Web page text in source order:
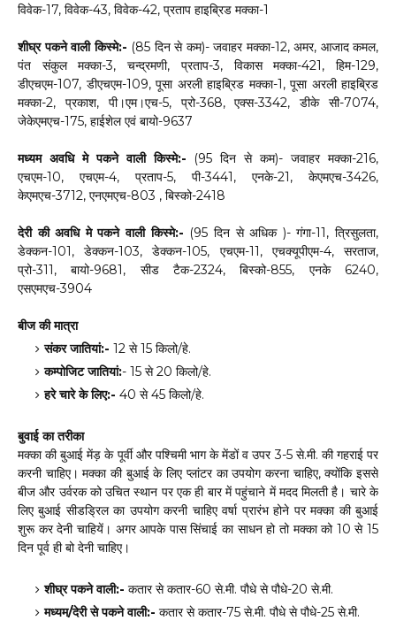
विवेक-17, विवेक-43, विवेक-42, प्रताप हाइब्रिड मक्का-1
शीघ्र पकने वाली किस्मे:- (85 दिन से कम)- जवाहर मक्का-12, अमर, आजाद कमल,
पंत संकुल मक्का-3, चन्द्रमणी, प्रताप-3, विकास मक्का-421, हिम-129,
डीएचएम-107, डीएचएम-109, पूसा अरली हाइब्रिड मक्का-1, पूसा अरली हाइब्रिड
मक्का-2, प्रकाश, पी।एम।एच-5, प्रो-368, एक्स-3342, डीके सी-7074,
जेकेएमएच-175, हाईशेल एवं बायो-9637
मध्यम अवधि मे पकने वाली किस्मे:- (95 दिन से कम)- जवाहर मक्का-216,
एचएम-10, एचएम-4, प्रताप-5, पी-3441, एनके-21, केएमएच-3426,
केएमएच-3712, एनएमएच-803 , बिस्को-2418
देरी की अवधि मे पकने वाली किस्मे:- (95 दिन से अधिक )- गंगा-11, त्रिसुलता,
डेक्कन-101, डेक्कन-103, डेक्कन-105, एचएम-11, एचक्यूपीएम-4, सरताज,
प्रो-311, बायो-9681, सीड टैक-2324, बिस्को-855, एनके 6240,
एसएमएच-3904
बीज की मात्रा
संकर जातियां:- 12 से 15 किलो/हे.
कम्पोजिट जातियां:- 15 से 20 किलो/हे.
हरे चारे के लिए:- 40 से 45 किलो/हे.
बुवाई का तरीका
मक्का की बुआई मेंड़ के पूर्वी और पश्चिमी भाग के मेंडों व उपर 3-5 से.मी. की गहराई पर
करनी चाहिए। मक्का की बुआई के लिए प्लांटर का उपयोग करना चाहिए, क्योंकि इससे
बीज और उर्वरक को उचित स्थान पर एक ही बार में पहुंचाने में मदद मिलती है। चारे के
लिए बुआई सीडड्रिल का उपयोग करनी चाहिए वर्षा प्रारंभ होने पर मक्का की बुआई
शुरू कर देनी चाहियें। अगर आपके पास सिंचाई का साधन हो तो मक्का को 10 से 15
दिन पूर्व ही बो देनी चाहिए।
शीघ्र पकने वाली:- कतार से कतार-60 से.मी. पौधे से पौधे-20 से.मी.
मध्यम/देरी से पकने वाली:- कतार से कतार-75 से.मी. पौधे से पौधे-25 से.मी.